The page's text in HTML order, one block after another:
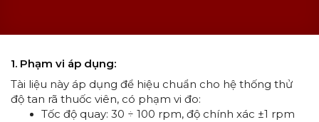
1. Phạm vi áp dụng:
Tài liệu này áp dụng để hiệu chuẩn cho hệ thống thử
độ tan rã thuốc viên, có phạm vi đo:
Tốc độ quay: 30 ÷ 100 rpm, độ chính xác ±1 rpm